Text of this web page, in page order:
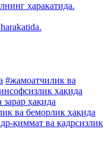
ҳаракатида.
#жамоатчилик ва
ҳақида
ҳақида
ва беморлик ҳақида
қиммат ва қадрсизлик